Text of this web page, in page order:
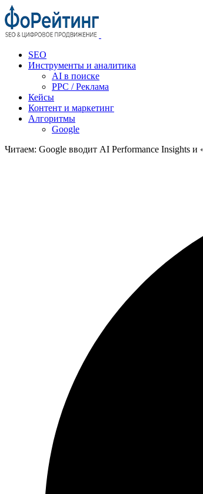
SEO
Инструменты и аналитика
AI в поиске
PPC / Реклама
Кейсы
Контент и маркетинг
Алгоритмы
Google
Читаем: Google вводит AI Performance Insights и